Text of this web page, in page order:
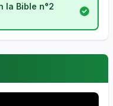
la Bible n°2